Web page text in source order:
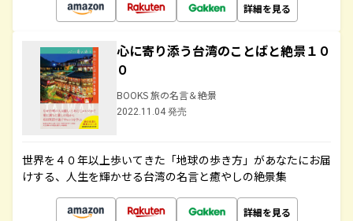
詳細を見る
心に寄り添う台湾のことばと絶景１０
０
BOOKS 旅の名言＆絶景
2022.11.04 発売
世界を４０年以上歩いてきた「地球の歩き方」があなたにお届
けする、人生を輝かせる台湾の名言と癒やしの絶景集
詳細を見る